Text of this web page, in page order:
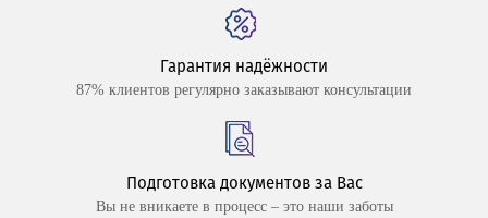
Гарантия надёжности
87% клиентов регулярно заказывают консультации
Подготовка документов за Вас
Вы не вникаете в процесс – это наши заботы